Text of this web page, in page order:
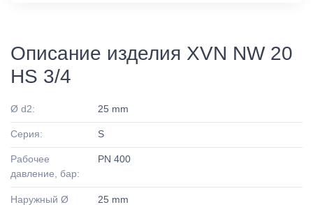
Описание изделия XVN NW 20
HS 3/4
Ø d2: 25 mm
Серия: S
Рабочее
давление, бар:
PN 400
Наружный Ø
25 mm